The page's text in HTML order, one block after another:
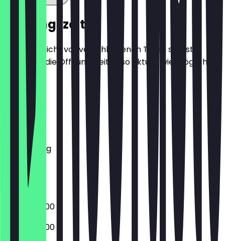
Öffnungszeiten
Damit du nicht vor verschlossenen Türen stehst,
halten wir die Öffnungszeiten so aktuell wie möglich.
Montag
Dienstag
Mittwoch
Donnerstag
Freitag
Samstag
Sonntag
09:00 - 20:00
09:00 - 20:00